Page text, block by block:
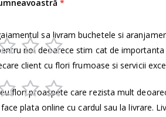
sa livram buchetele si
noi deoarece stim cat de
client cu flori frumoase si servicii
flori proaspete care rezista mult
plata online cu cardul sau la livrare.